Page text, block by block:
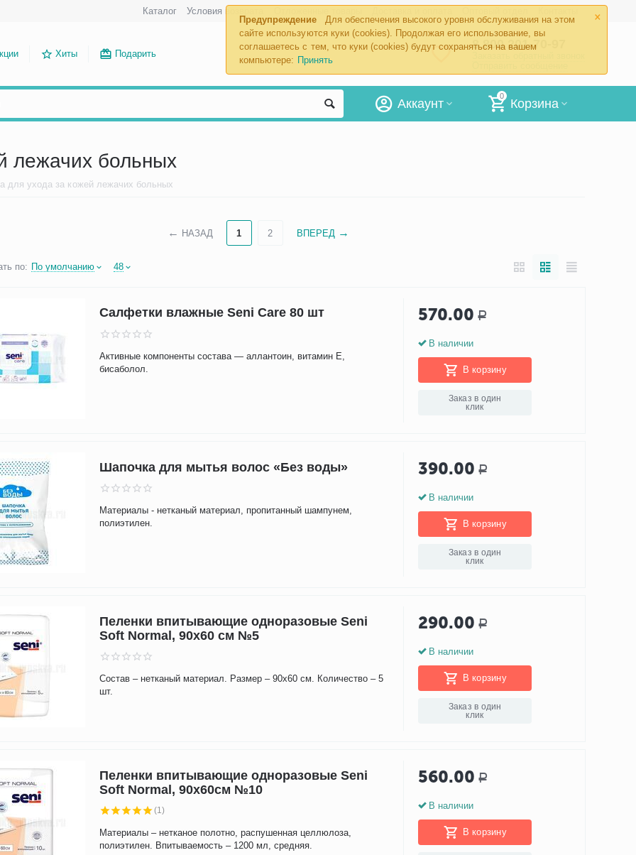
×
Предупреждение
Для обеспечения высокого уровня обслуживания на этом
сайте используются куки (cookies). Продолжая его использование, вы
соглашаетесь с тем, что куки (cookies) будут сохраняться на вашем
компьютере: Принять
Каталог Условия возврата
Хиты Подарить
8 800 201-70-97
0
Корзина
Аккаунт
лежачих больных
для ухода за кожей лежачих больных
НАЗАД 1 2 ВПЕРЕД
по: По умолчанию 48
Салфетки влажные Seni Care 80 шт
Активные компоненты состава — аллантоин, витамин Е,
бисаболол.
570.00 Р
В наличии
В корзину
Заказ в один
клик
Шапочка для мытья волос «Без воды»
Материалы - нетканый материал, пропитанный шампунем,
полиэтилен.
390.00 Р
В наличии
В корзину
Заказ в один
клик
Пеленки впитывающие одноразовые Seni
Soft Normal, 90х60 см №5
Состав – нетканый материал. Размер – 90х60 см. Количество – 5
шт.
290.00 Р
В наличии
В корзину
Заказ в один
клик
Пеленки впитывающие одноразовые Seni
Soft Normal, 90х60см №10
(1)
Материалы – нетканое полотно, распушенная целлюлоза,
полиэтилен. Впитываемость – 1200 мл, средняя.
560.00 Р
В наличии
В корзину